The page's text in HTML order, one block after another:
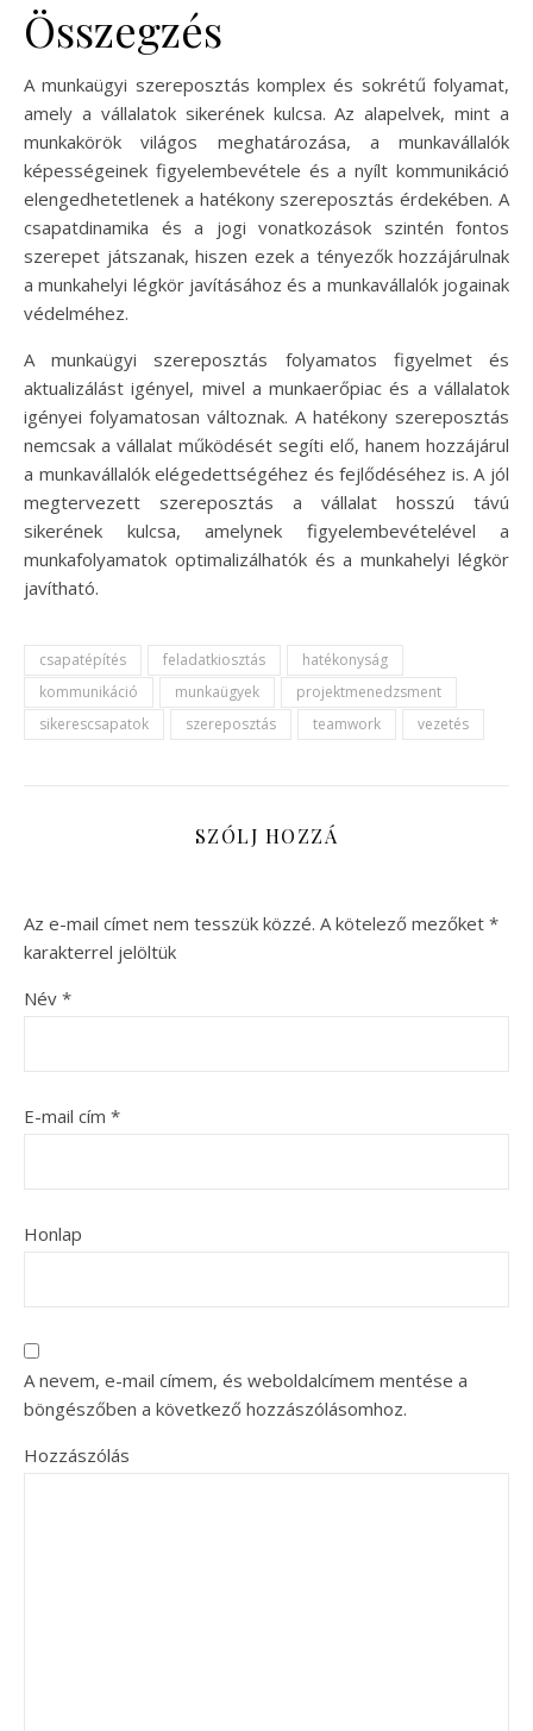
Összegzés
A munkaügyi szereposztás komplex és sokrétű folyamat,
amely a vállalatok sikerének kulcsa. Az alapelvek, mint a
munkakörök világos meghatározása, a munkavállalók
képességeinek figyelembevétele és a nyílt kommunikáció
elengedhetetlenek a hatékony szereposztás érdekében. A
csapatdinamika és a jogi vonatkozások szintén fontos
szerepet játszanak, hiszen ezek a tényezők hozzájárulnak
a munkahelyi légkör javításához és a munkavállalók jogainak
védelméhez.
A munkaügyi szereposztás folyamatos figyelmet és
aktualizálást igényel, mivel a munkaerőpiac és a vállalatok
igényei folyamatosan változnak. A hatékony szereposztás
nemcsak a vállalat működését segíti elő, hanem hozzájárul
a munkavállalók elégedettségéhez és fejlődéséhez is. A jól
megtervezett szereposztás a vállalat hosszú távú
sikerének kulcsa, amelynek figyelembevételével a
munkafolyamatok optimalizálhatók és a munkahelyi légkör
javítható.
csapatépítés feladatkiosztás
hatékonyság
kommunikáció
munkaügyek
projektmenedzsment
sikerescsapatok
szereposztás teamwork vezetés
SZÓLJ HOZZÁ
Az e-mail címet nem tesszük közzé. A kötelező mezőket *
karakterrel jelöltük
Név *
E-mail cím *
Honlap
A nevem, e-mail címem, és weboldalcímem mentése a
böngészőben a következő hozzászólásomhoz.
Hozzászólás